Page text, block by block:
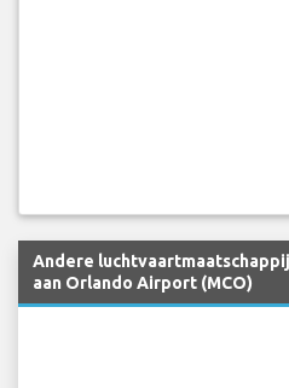
Andere
aan Orlando Airport (MCO)